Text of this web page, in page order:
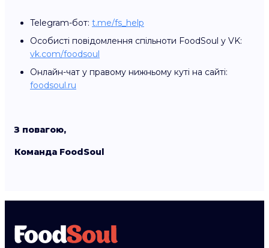
Telegram-бот: t.me/fs_help
Особисті повідомлення спільноти FoodSoul у VK:
vk.com/foodsoul
Онлайн-чат у правому нижньому куті на сайті:
foodsoul.ru
З повагою,
Команда FoodSoul